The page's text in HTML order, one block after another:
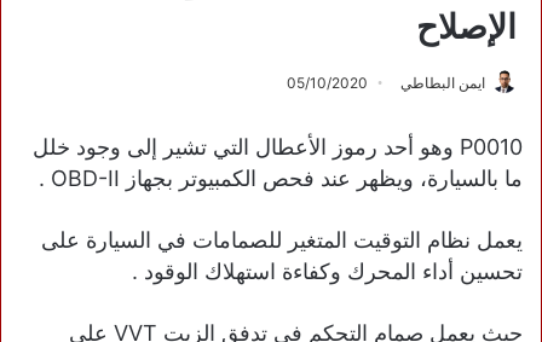
الإصلاح
ايمن البطاطي 05/10/2020
P0010 وهو أحد رموز الأعطال التي تشير إلى وجود خلل
ما بالسيارة، ويظهر عند فحص الكمبيوتر بجهاز OBD-II .
يعمل نظام التوقيت المتغير للصمامات في السيارة على
تحسين أداء المحرك وكفاءة استهلاك الوقود .
حيث يعمل صمام التحكم في تدفق الزيت VVT على